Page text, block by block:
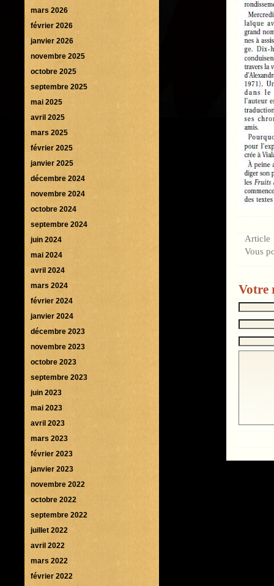
Article
Vous
Votre
mars 2026
février 2026
janvier 2026
novembre 2025
octobre 2025
septembre 2025
mai 2025
avril 2025
mars 2025
février 2025
janvier 2025
décembre 2024
novembre 2024
octobre 2024
septembre 2024
juin 2024
mai 2024
avril 2024
mars 2024
février 2024
janvier 2024
décembre 2023
novembre 2023
octobre 2023
septembre 2023
juin 2023
mai 2023
avril 2023
mars 2023
février 2023
janvier 2023
novembre 2022
octobre 2022
septembre 2022
juillet 2022
avril 2022
mars 2022
février 2022